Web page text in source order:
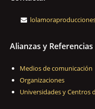
Alianzas y Referencias
Medios de comunicación
Organizaciones
Universidades y Centros